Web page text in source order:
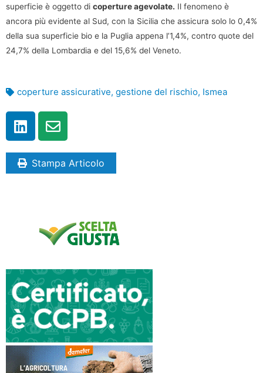
superficie è oggetto di coperture agevolate. Il fenomeno è
ancora più evidente al Sud, con la Sicilia che assicura solo lo 0,4%
della sua superficie bio e la Puglia appena l’1,4%, contro quote del
24,7% della Lombardia e del 15,6% del Veneto.
coperture assicurative, gestione del rischio, Ismea
Stampa Articolo